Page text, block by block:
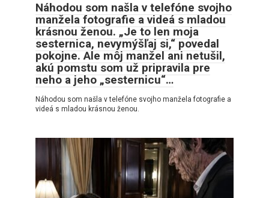
Náhodou som našla v telefóne svojho
manžela fotografie a videá s mladou
krásnou ženou. „Je to len moja
sesternica, nevymýšľaj si,“ povedal
pokojne. Ale môj manžel ani netušil,
akú pomstu som už pripravila pre
neho a jeho „sesternicu“…
Náhodou som našla v telefóne svojho manžela fotografie a
videá s mladou krásnou ženou.